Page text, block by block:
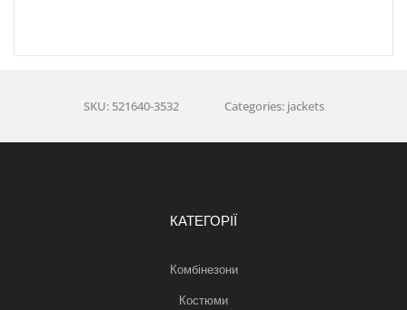
SKU: 521640-3532 Categories: jackets
КАТЕГОРІЇ
Комбінезони
Костюми